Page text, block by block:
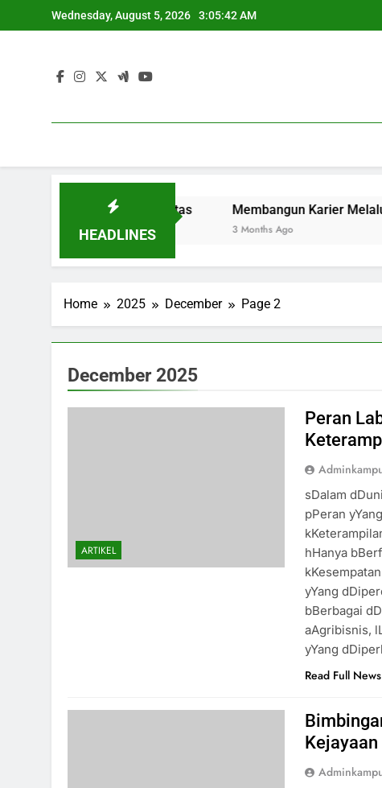
to
Wednesday, August 5, 2026 3:05:42 AM
HEADLINES
Pelajar Berkualitas Membangun Karier Melalui
3 Months Ago
Home 2025 December Page 2
December 2025
ARTIKEL
Peran
sDalam
pPeran
hHanya
yYang
bBerbagai
aAgribisnis,
yYang
Read Full News